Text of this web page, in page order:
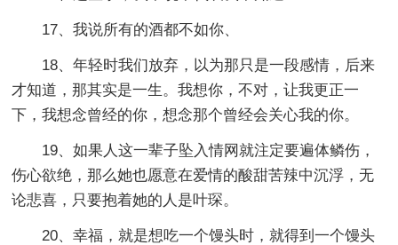
17、我说所有的酒都不如你、
18、年轻时我们放弃，以为那只是一段感情，后来
才知道，那其实是一生。我想你，不对，让我更正一
下，我想念曾经的你，想念那个曾经会关心我的你。
19、如果人这一辈子坠入情网就注定要遍体鳞伤，
伤心欲绝，那么她也愿意在爱情的酸甜苦辣中沉浮，无
论悲喜，只要抱着她的人是叶琛。
20、幸福，就是想吃一个馒头时，就得到一个馒头